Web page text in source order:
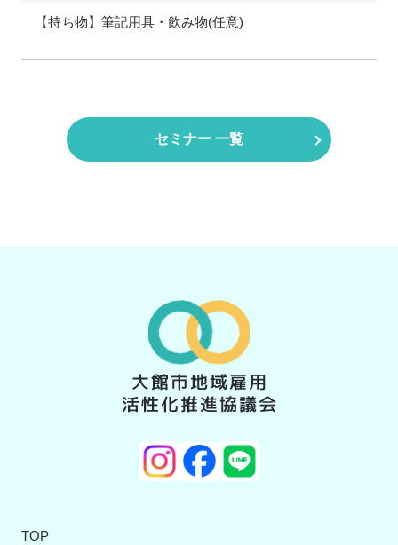
【持ち物】筆記用具・飲み物(任意)
セミナー 一覧
TOP